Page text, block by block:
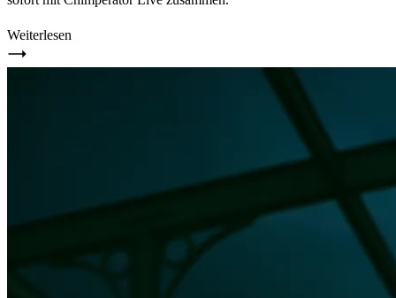
Weiterlesen